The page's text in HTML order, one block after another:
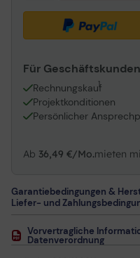
Für Geschäftskunden
Rechnungskauf
1
Projektkonditionen
Persönlicher
Ab 36,49 €/Mo.mieten
Garantiebedingungen &
Liefer- und
Vorvertragliche
Datenverordnung